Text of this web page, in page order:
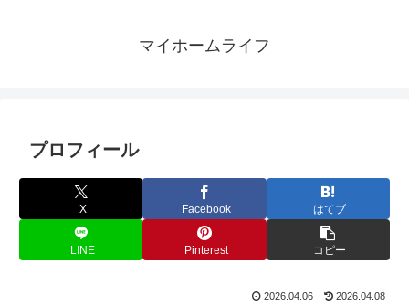
マイホームライフ
プロフィール
X Facebook はてブ
LINE Pinterest コピー
2026.04.06 2026.04.08